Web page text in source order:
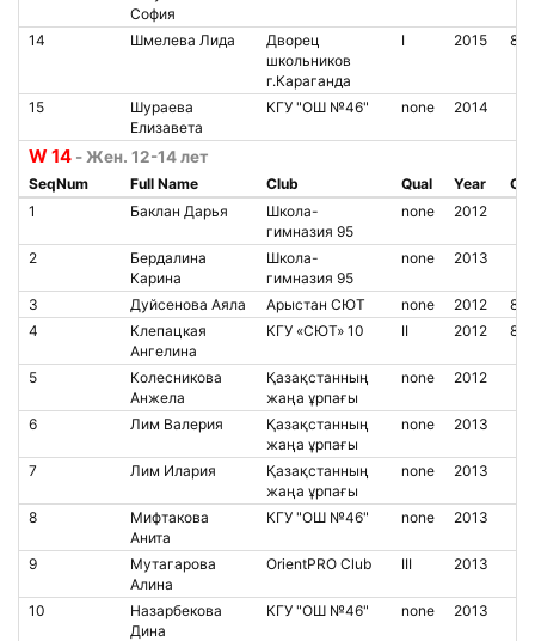
София
14 Шмелева Лида
Дворец
школьников
г.Караганда
I 2015
15
Шураева
Елизавета
КГУ "ОШ №46" none 2014
W 14 - Жен. 12-14 лет
SeqNum Full Name Club Qual Year
1
Баклан Дарья
Школа-
гимназия 95
none 2012
2
Бердалина
Карина
Школа-
гимназия 95
none 2013
3 Дуйсенова Аяла Арыстан СЮТ none 2012
4
Клепацкая
Ангелина
КГУ «СЮТ» 10 II 2012
5
Колесникова
Анжела
Қазақстанның
жаңа ұрпағы
none 2012
6 Лим Валерия
Қазақстанның
жаңа ұрпағы
none 2013
7 Лим Илария
Қазақстанның
жаңа ұрпағы
none 2013
8
Мифтакова
Анита
КГУ "ОШ №46" none 2013
9
Мутагарова
Алина
OrientPRO Club III 2013
10
Назарбекова
Дина
КГУ "ОШ №46" none 2013